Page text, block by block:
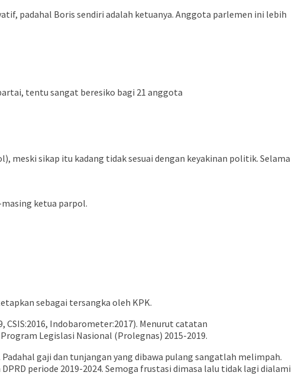
padahal Boris sendiri adalah ketuanya. Anggota parlemen ini lebih
tentu sangat beresiko bagi 21 anggota
meski sikap itu kadang tidak sesuai dengan keyakinan politik. Selama
ketua parpol.
sebagai tersangka oleh KPK.
CSIS:2016, Indobarometer:2017). Menurut catatan
Legislasi Nasional (Prolegnas) 2015-2019.
gaji dan tunjangan yang dibawa pulang sangatlah melimpah.
periode 2019-2024. Semoga frustasi dimasa lalu tidak lagi dialami